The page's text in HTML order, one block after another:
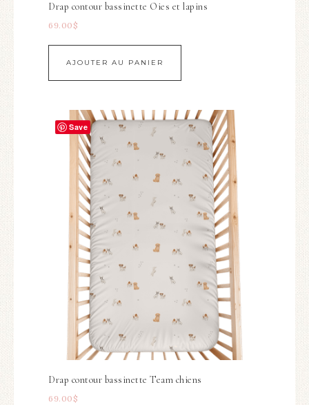
Drap contour bassinette Oies et lapins
69.00 $
AJOUTER AU PANIER
Save
Drap contour bassinette Team chiens
69.00 $